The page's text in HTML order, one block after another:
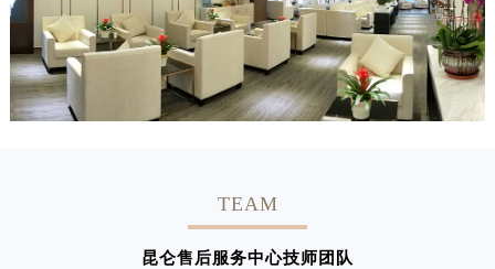
TEAM
昆仑售后服务中心技师团队